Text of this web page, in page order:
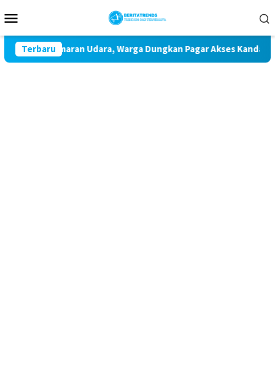
ke
Mobile
Terbaru
Pencemaran Udara, Warga Dungkan Pagar Akses Kandang